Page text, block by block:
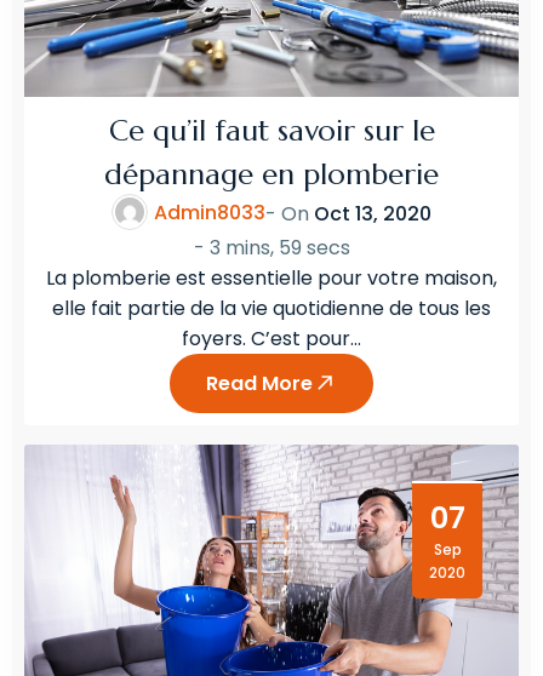
Ce qu’il faut savoir sur le
dépannage en plomberie
Admin8033- On Oct 13, 2020
- 3 mins, 59 secs
La plomberie est essentielle pour votre maison,
elle fait partie de la vie quotidienne de tous les
foyers. C’est pour…
Read More
07
Sep
2020